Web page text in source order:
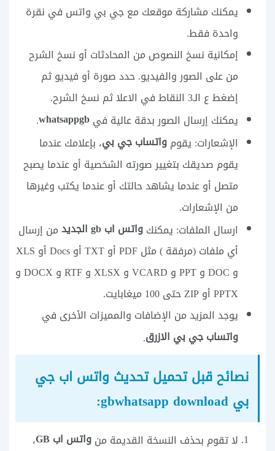
يمكنك مشاركة موقعك مع جي بي واتس في نقرة
واحدة فقط.
إمكانية نسخ النصوص من المحادثات أو نسخ الشرح
من على الصور والفيديو. حدد صورة أو فيديو ثم
إضغط ع الـ3 النقاط في الاعلا ثم نسخ الشرح.
يمكنك إرسال الصور بدقة عالية فيwhatsappgb
.
الإشعارات: يقومواتساب جي بي، بإعلامك عندما
يقوم صديقك بتغيير صورته الشخصية أو عندما يصبح
متصل أو عندما يشاهد حالتك أو عندما يكتب وغيرها
من الإشعارات.
ارسال الملفات: يمكنكواتس اب gb الجديد
من إرسال
أي ملفات (مرفقة ) مثل PDF أو TXT أو Docs أو XLS
و DOC و PPT و VCARD و XLSX و RTF و DOCX و
PPTX أو ZIP حتى 100 ميغابايت.
يوجد المزيد من الإضافات والمميزات الأخرى في
واتساب جي بي الازرق.
نصائح قبل تحميل تحديث واتس اب جي
بي gbwhatsapp download:
لا تقوم بحذف النسخة القديمة منواتس اب GB
،